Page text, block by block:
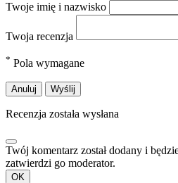
Twoje imię i nazwisko
Twoja recenzja
* Pola wymagane
Anuluj Wyślij
Recenzja została wysłana
Twój komentarz został dodany i
zatwierdzi go moderator.
OK